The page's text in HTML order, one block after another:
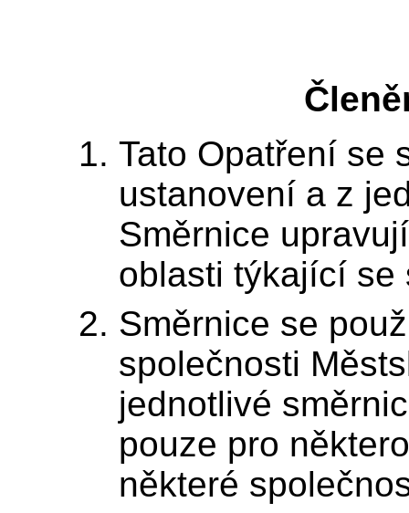
Tato Opatření se
ustanovení a z
Směrnice
oblasti týkající se
Směrnice se
společnosti
jednotlivé
pouze pro
některé